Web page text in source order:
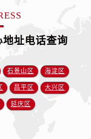
址电话查询
石景山区 海淀区
昌平区 大兴区
延庆区